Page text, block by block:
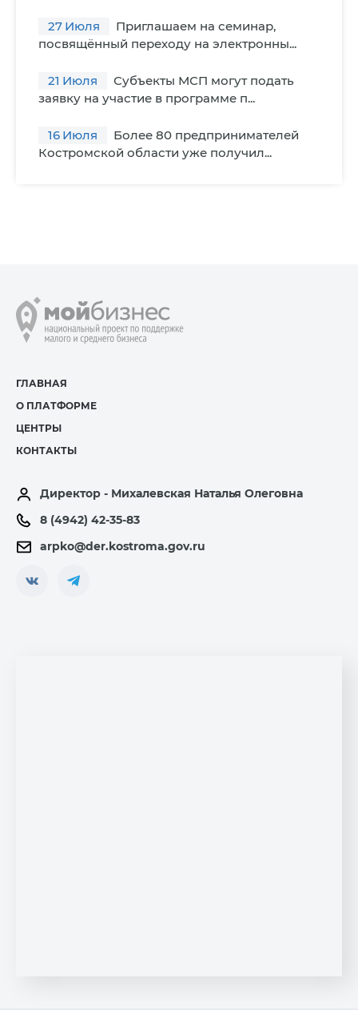
27 Июля
Приглашаем на семинар,
посвящённый переходу на электронны...
21 Июля
Субъекты МСП могут подать
заявку на участие в программе п...
16 Июля
Более 80 предпринимателей
Костромской области уже получил...
ГЛАВНАЯ
О ПЛАТФОРМЕ
ЦЕНТРЫ
КОНТАКТЫ
Директор - Михалевская Наталья Олеговна
8 (4942) 42-35-83
arpko@der.kostroma.gov.ru